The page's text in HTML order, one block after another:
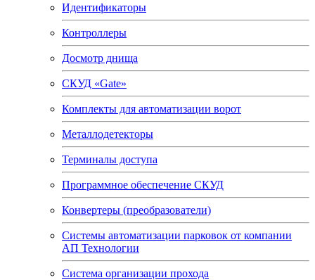
Идентификаторы
Контроллеры
Досмотр днища
СКУД «Gate»
Комплекты для автоматизации ворот
Металлодетекторы
Терминалы доступа
Программное обеспечение СКУД
Конвертеры (преобразователи)
Системы автоматизации парковок от компании
АП Технологии
Система организации прохода